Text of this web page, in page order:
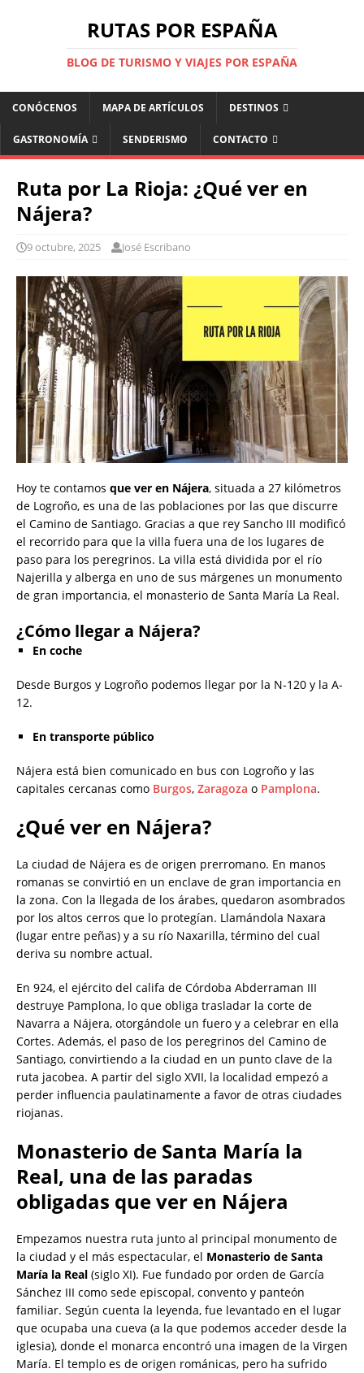
RUTAS POR ESPAÑA
BLOG DE TURISMO Y VIAJES POR ESPAÑA
CONÓCENOS MAPA DE ARTÍCULOS DESTINOS
GASTRONOMÍA SENDERISMO CONTACTO
Ruta por La Rioja: ¿Qué ver en
Nájera?
9 octubre, 2025 José Escribano
Hoy te contamos que ver en Nájera, situada a 27 kilómetros
de Logroño, es una de las poblaciones por las que discurre
el Camino de Santiago. Gracias a que rey Sancho III modificó
el recorrido para que la villa fuera una de los lugares de
paso para los peregrinos. La villa está dividida por el río
Najerilla y alberga en uno de sus márgenes un monumento
de gran importancia, el monasterio de Santa María La Real.
¿Cómo llegar a Nájera?
En coche
Desde Burgos y Logroño podemos llegar por la N-120 y la A-
12.
En transporte público
Nájera está bien comunicado en bus con Logroño y las
capitales cercanas como Burgos, Zaragoza o Pamplona.
¿Qué ver en Nájera?
La ciudad de Nájera es de origen prerromano. En manos
romanas se convirtió en un enclave de gran importancia en
la zona. Con la llegada de los árabes, quedaron asombrados
por los altos cerros que lo protegían. Llamándola Naxara
(lugar entre peñas) y a su río Naxarilla, término del cual
deriva su nombre actual.
En 924, el ejército del califa de Córdoba Abderraman III
destruye Pamplona, lo que obliga trasladar la corte de
Navarra a Nájera, otorgándole un fuero y a celebrar en ella
Cortes. Además, el paso de los peregrinos del Camino de
Santiago, convirtiendo a la ciudad en un punto clave de la
ruta jacobea. A partir del siglo XVII, la localidad empezó a
perder influencia paulatinamente a favor de otras ciudades
riojanas.
Monasterio de Santa María la
Real, una de las paradas
obligadas que ver en Nájera
Empezamos nuestra ruta junto al principal monumento de
la ciudad y el más espectacular, el Monasterio de Santa
María la Real (siglo XI). Fue fundado por orden de García
Sánchez III como sede episcopal, convento y panteón
familiar. Según cuenta la leyenda, fue levantado en el lugar
que ocupaba una cueva (a la que podemos acceder desde la
iglesia), donde el monarca encontró una imagen de la Virgen
María. El templo es de origen románicas, pero ha sufrido